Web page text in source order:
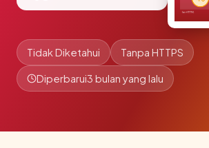
Tidak Diketahui Tanpa HTTPS
Diperbarui3 bulan yang lalu